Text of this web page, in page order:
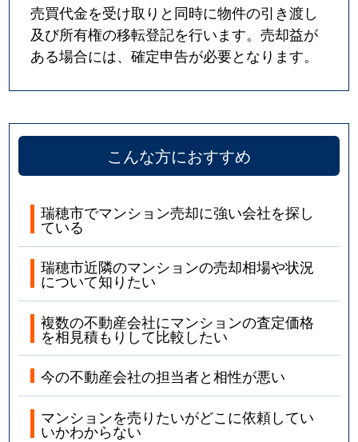
売買代金を受け取りと同時に物件の引き渡し
及び所有権の移転登記を行います。売却益が
ある場合には、確定申告が必要となります。
こんな方におすすめ
瑞穂市でマンション売却に強い会社を探し
ている
瑞穂市近隣のマンションの売却相場や状況
について知りたい
複数の不動産会社にマンションの査定価格
を相見積もりして比較したい
今の不動産会社の担当者と相性が悪い
マンションを売りたいがどこに依頼してい
いかわからない